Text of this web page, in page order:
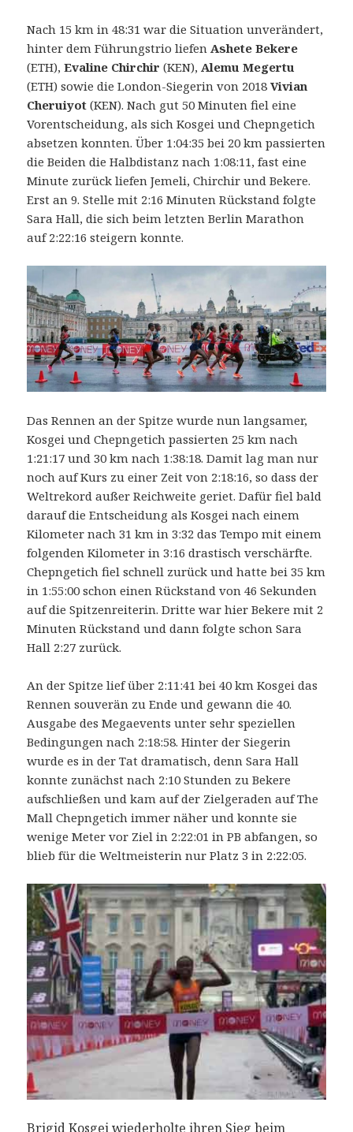
Nach 15 km in 48:31 war die Situation unverändert,
hinter dem Führungstrio liefen Ashete Bekere
(ETH),Evaline Chirchir (KEN), Alemu Megertu
(ETH) sowie die London-Siegerin von 2018Vivian
Cheruiyot (KEN). Nach gut 50 Minuten fiel eine
Vorentscheidung, als sich Kosgei und Chepngetich
absetzen konnten. Über 1:04:35 bei 20 km passierten
die Beiden die Halbdistanz nach 1:08:11, fast eine
Minute zurück liefen Jemeli, Chirchir und Bekere.
Erst an 9. Stelle mit 2:16 Minuten Rückstand folgte
Sara Hall, die sich beim letzten Berlin Marathon
auf 2:22:16 steigern konnte.
Das Rennen an der Spitze wurde nun langsamer,
Kosgei und Chepngetich passierten 25 km nach
1:21:17 und 30 km nach 1:38:18. Damit lag man nur
noch auf Kurs zu einer Zeit von 2:18:16, so dass der
Weltrekord außer Reichweite geriet. Dafür fiel bald
darauf die Entscheidung als Kosgei nach einem
Kilometer nach 31 km in 3:32 das Tempo mit einem
folgenden Kilometer in 3:16 drastisch verschärfte.
Chepngetich fiel schnell zurück und hatte bei 35 km
in 1:55:00 schon einen Rückstand von 46 Sekunden
auf die Spitzenreiterin. Dritte war hier Bekere mit 2
Minuten Rückstand und dann folgte schon Sara
Hall 2:27 zurück.
An der Spitze lief über 2:11:41 bei 40 km Kosgei das
Rennen souverän zu Ende und gewann die 40.
Ausgabe des Megaevents unter sehr speziellen
Bedingungen nach 2:18:58. Hinter der Siegerin
wurde es in der Tat dramatisch, denn Sara Hall
konnte zunächst nach 2:10 Stunden zu Bekere
aufschließen und kam auf der Zielgeraden auf The
Mall Chepngetich immer näher und konnte sie
wenige Meter vor Ziel in 2:22:01 in PB abfangen, so
blieb für die Weltmeisterin nur Platz 3 in 2:22:05.
Brigid Kosgei wiederholte ihren Sieg beim